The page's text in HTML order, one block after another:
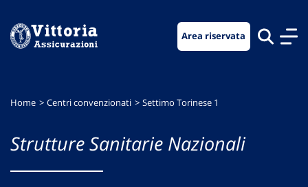
menu
contenuto
footer
Area riservata
Home Centri convenzionati Settimo Torinese 1
Strutture Sanitarie Nazionali